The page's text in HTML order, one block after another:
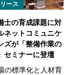
ース
士の育成課題に対
ネットコミュニケ
ズが「整備作業の
セミナーに登壇
の標準化と人材育